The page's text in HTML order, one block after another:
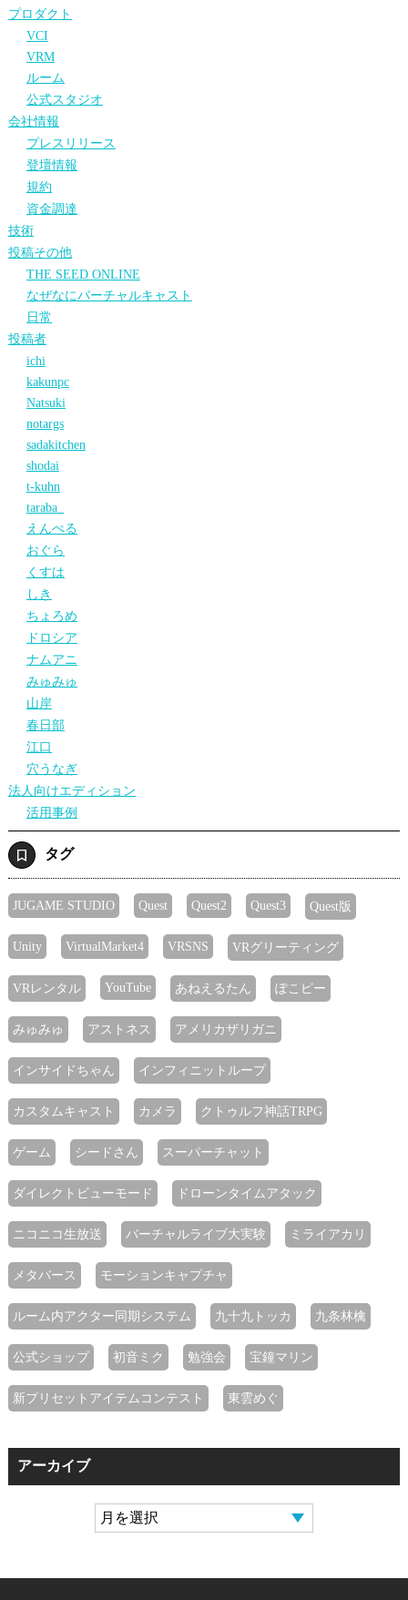
プロダクト
VCI
VRM
ルーム
公式スタジオ
会社情報
プレスリリース
登壇情報
規約
資金調達
技術
投稿その他
THE SEED ONLINE
なぜなにバーチャルキャスト
日常
投稿者
ichi
kakunpc
Natsuki
notargs
sadakitchen
shodai
t-kuhn
taraba_
えんぺる
おぐら
くすは
しき
ちょろめ
ドロシア
ナムアニ
みゅみゅ
山岸
春日部
江口
穴うなぎ
法人向けエディション
活用事例
タグ
JUGAME STUDIO Quest Quest2 Quest3 Quest版
Unity VirtualMarket4 VRSNS VRグリーティング
VRレンタル YouTube あねえるたん ぽこピー
みゅみゅ アストネス アメリカザリガニ
インサイドちゃん インフィニットループ
カスタムキャスト カメラ クトゥルフ神話TRPG
ゲーム シードさん スーパーチャット
ダイレクトビューモード ドローンタイムアタック
ニコニコ生放送 バーチャルライブ大実験 ミライアカリ
メタバース モーションキャプチャ
ルーム内アクター同期システム 九十九トッカ 九条林檎
公式ショップ 初音ミク 勉強会 宝鐘マリン
新プリセットアイテムコンテスト 東雲めぐ
アーカイブ